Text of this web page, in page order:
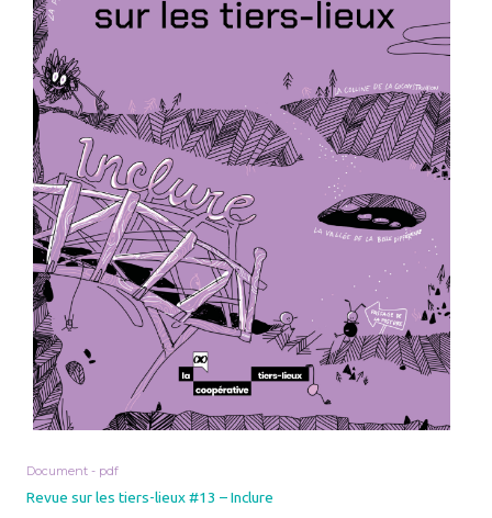
Document - pdf
Revue sur les tiers-lieux #13 – Inclure